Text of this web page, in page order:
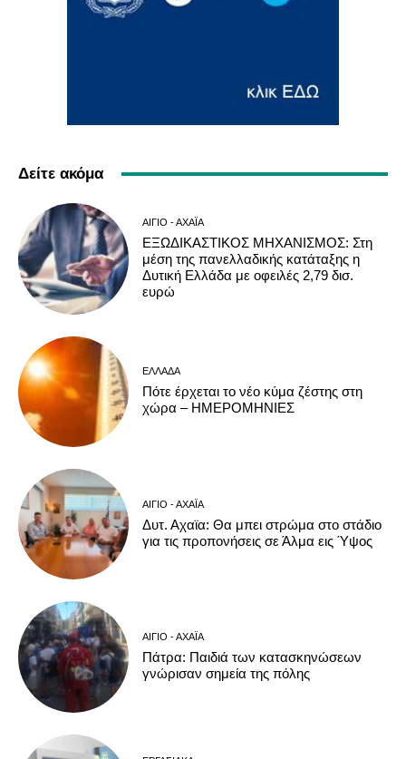
Δείτε ακόμα
ΑΊΓΙΟ - ΑΧΑΪ́Α
ΕΞΩΔΙΚΑΣΤΙΚΟΣ ΜΗΧΑΝΙΣΜΟΣ: Στη
μέση της πανελλαδικής κατάταξης η
Δυτική Ελλάδα με οφειλές 2,79 δισ.
ευρώ
ΕΛΛΆΔΑ
Πότε έρχεται το νέο κύμα ζέστης στη
χώρα – ΗΜΕΡΟΜΗΝΙΕΣ
ΑΊΓΙΟ - ΑΧΑΪ́Α
Δυτ. Αχαϊα: Θα μπει στρώμα στο στάδιο
για τις προπονήσεις σε Άλμα εις Ύψος
ΑΊΓΙΟ - ΑΧΑΪ́Α
Πάτρα: Παιδιά των κατασκηνώσεων
γνώρισαν σημεία της πόλης